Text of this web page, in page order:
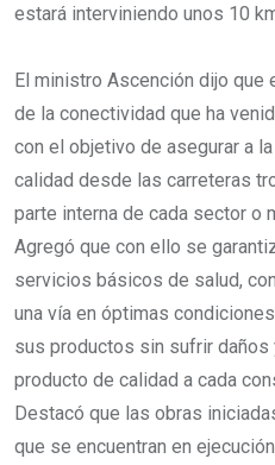
estará interviniendo unos 10
El ministro Ascención dijo que
de la conectividad que ha
con el objetivo de asegurar a
calidad desde las carreteras
parte interna de cada sector o
Agregó que con ello se
servicios básicos de salud,
una vía en óptimas
sus productos sin sufrir
producto de calidad a cada
Destacó que las obras
que se encuentran en